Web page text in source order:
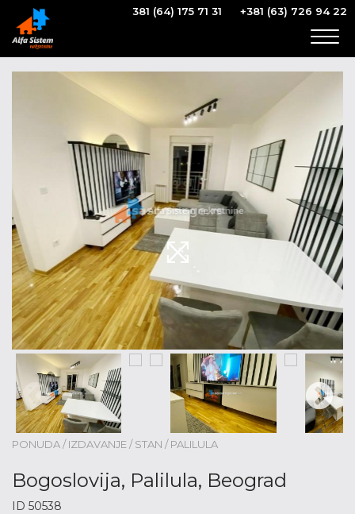
381 (64) 175 71 31 +381 (63) 726 94 22
PONUDA / IZDAVANJE / STAN / PALILULA
Bogoslovija, Palilula, Beograd
ID 50538